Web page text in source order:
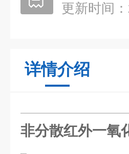
更新时间：
详情介绍
非分散红外一氧